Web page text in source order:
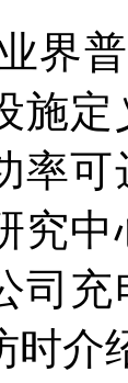
界
施
率可
究
司
介